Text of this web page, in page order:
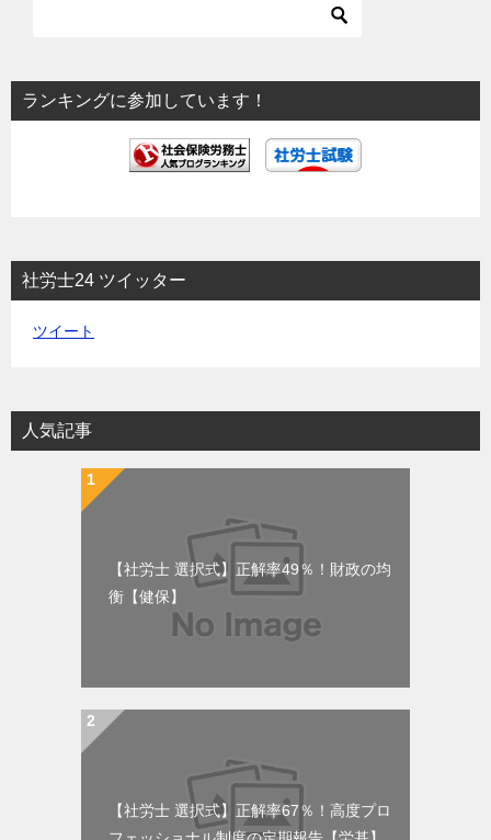
ョ
ン
ランキングに参加しています！
社労士24 ツイッター
ツイート
人気記事
【社労士 選択式】正解率49％！財政の均
衡【健保】
【社労士 選択式】正解率67％！高度プロ